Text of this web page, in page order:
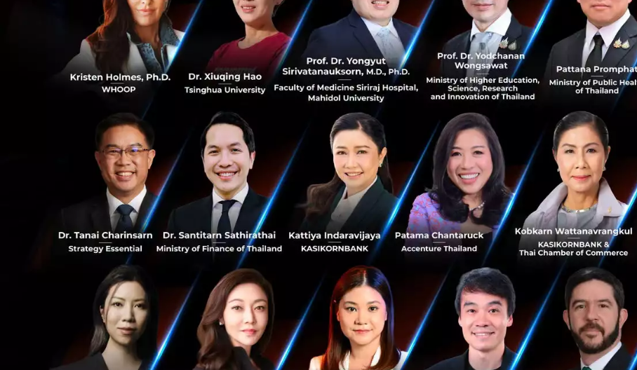
0
23
โลก คือ 67% ของการจัดซื้อภาคธุรกิจในเอเชียมาจากผู้จำหน่ายในประเทศ ขณะที่
73% และยุโรปอยู่ที่ 64% แต่ประเทศที่เด่นชัดที่สุดคือญี่ปุ่น ซึ่งผู้ซื้อ 90% เลือกซื้อสิ
จำหน่ายในประเทศ อย่างไรก็ตาม แนวโน้มในอนาคตอันใกล้อาจเปลี่ยนไป เนื่องจ
ในข้อตกลงการค้าเสรีหลายฉบับเมื่อเร็ว ๆ นี้ โดยเฉพาะกับสหภาพยุโรป สำหรับคำ
อุปสรรคในการสั่งซื้อสินค้าจากต่างประเทศ ปัจจัยสำคัญสามลำดับแรกจากผู้ตอบแบ
คือระยะเวลาส่งสินค้าที่นานกว่า (60%) ความล่าช้าทางศุลกากร (55%) และความล
สินค้า (45%)
บริการหลังการขายคือปัจจัยเสริมสร้างประสบการณ์ลูกค้า
ในประเทศต่าง ๆ ทั่วโลก บริการหลังการขายยังคงเป็นส่วนสำคัญสำหรับการจัดซื้อ
ประเภทของสินค้าและทุกภาคอุตสาหกรรม อย่างไรก็ตาม การศึกษาพบว่าผู้ซื้อในเ
สำคัญเป็นพิเศษกับบริการหลังการขายมากกว่าผู้ซื้อในภูมิภาคอื่น ๆ ซึ่งบริการเหล่า
สินค้า บริการรับของถึงที่สำหรับสินค้าที่ยากต่อการขนส่ง รวมทั้งบริการบรรจุภัณฑ์ส
การส่งคืนสินค้า ในจีนและญี่ปุ่น บริการหลังการขายที่สำคัญที่สุดคือการบำรุงรักษา
ส่วนในประเทศไทย การรับคืนสินค้าคือประเด็นสำคัญที่สุด
รัสเซล รี้ด กรรมการผู้จัดการ ยูพีเอส ประเทศไทยกล่าวว่า “การที่รัฐบาลไทยให้ค